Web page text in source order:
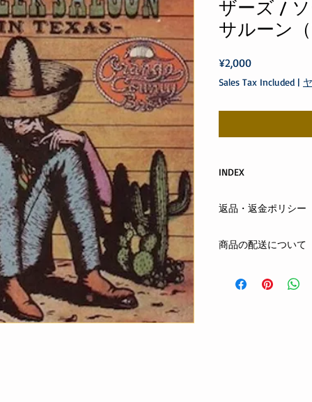
ザーズ /
サルーン（
¥2,000Price
Sales Tax Included |
INDEX
返品・返金ポリシー
する商品の欠陥や不
お客さまの都合によ
商品の配送について
全国一律 350円